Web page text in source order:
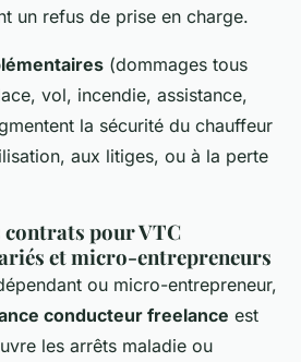
un refus de prise en charge.
(dommages tous
vol, incendie, assistance,
la sécurité du chauffeur
aux litiges, ou à la perte
pour VTC
et micro-entrepreneurs
ou micro-entrepreneur,
conducteur freelance est
les arrêts maladie ou